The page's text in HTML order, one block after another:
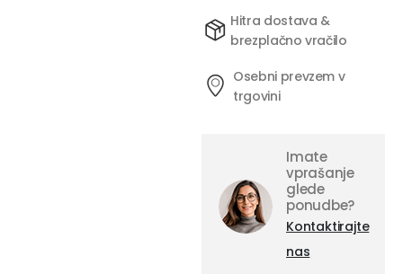
Hitra dostava &
brezplačno vračilo
Osebni prevzem v
trgovini
Imate
vprašanje
glede
ponudbe?
Kontaktirajte
nas